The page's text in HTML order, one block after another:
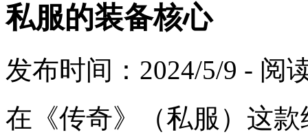
私服的装备核心
发布时间：2024/5/9 - 阅
在《传奇》（私服）这